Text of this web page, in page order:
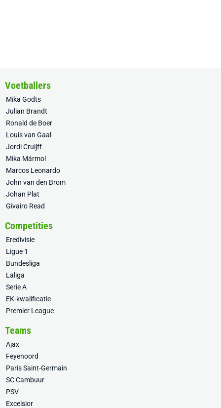
Voetballers
Mika Godts
Julian Brandt
Ronald de Boer
Louis van Gaal
Jordi Cruijff
Mika Mármol
Marcos Leonardo
John van den Brom
Johan Plat
Givairo Read
Competities
Eredivisie
Ligue 1
Bundesliga
Laliga
Serie A
EK-kwalificatie
Premier League
Teams
Ajax
Feyenoord
Paris Saint-Germain
SC Cambuur
PSV
Excelsior